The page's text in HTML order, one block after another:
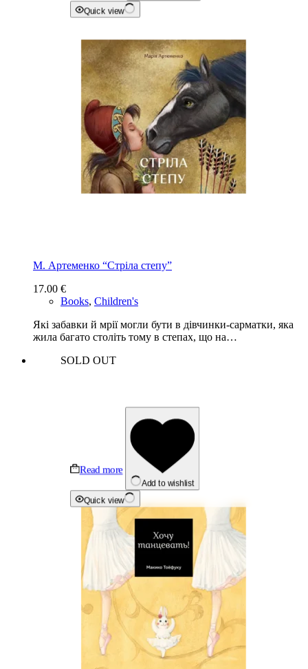
Quick view
М. Артеменко “Стріла степу”
17.00 €
Books, Children's
Які забавки й мрії могли бути в дівчинки-сарматки, яка
жила багато століть тому в степах, що на…
SOLD OUT
Read more
Add to wishlist
Quick view